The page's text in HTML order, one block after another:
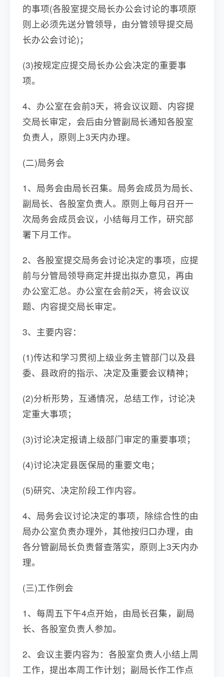
的事项(各股室提交局长办公会讨论的事项原
则上必须先送分管领导，由分管领导提交局
长办公会讨论)；
(3)按规定应提交局长办公会决定的重要事
项。
4、办公室在会前3天，将会议议题、内容提
交局长审定，会后由分管副局长通知各股室
负责人，原则上3天内办理。
(二)局务会
1、局务会由局长召集。局务会成员为局长、
副局长、各股室负责人。原则上每月召开一
次局务会成员会议，小结每月工作，研究部
署下月工作。
2、各股室提交局务会讨论决定的事项，应提
前与分管局领导商定并提出拟办意见，再由
办公室汇总。办公室在会前2天，将会议议
题、内容提交局长审定。
3、主要内容：
(1)传达和学习贯彻上级业务主管部门以及县
委、县政府的指示、决定及重要会议精神；
(2)分析形势，互通情况，总结工作，讨论决
定重大事项；
(3)讨论决定报请上级部门审定的重要事项；
(4)讨论决定县医保局的重要文电；
(5)研究、决定阶段工作内容。
4、局务会议讨论决定的事项，除综合性的由
局办公室负责办理外，其他按归口办理，由
各分管副局长负责督查落实，原则上3天内办
理。
(三)工作例会
1、每周五下午4点开始，由局长召集，副局
长、各股室负责人参加。
2、会议主要内容为：各股室负责人小结上周
工作，提出本周工作计划；副局长作工作点